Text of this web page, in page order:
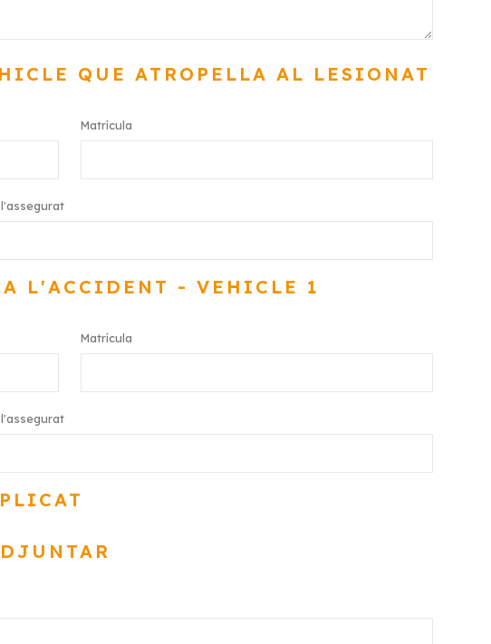
QUE ATROPELLA AL LESIONAT
Matrícula
L'ACCIDENT - VEHICLE 1
Matrícula